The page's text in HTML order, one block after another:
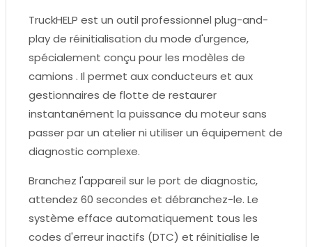
TruckHELP est un outil professionnel plug-and-
play de réinitialisation du mode d'urgence,
spécialement conçu pour les modèles de
camions . Il permet aux conducteurs et aux
gestionnaires de flotte de restaurer
instantanément la puissance du moteur sans
passer par un atelier ni utiliser un équipement de
diagnostic complexe.
Branchez l'appareil sur le port de diagnostic,
attendez 60 secondes et débranchez-le. Le
système efface automatiquement tous les
codes d'erreur inactifs (DTC) et réinitialise le